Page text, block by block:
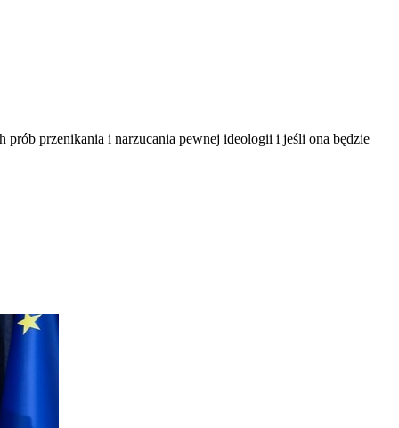
prób przenikania i narzucania pewnej ideologii i jeśli ona będzie